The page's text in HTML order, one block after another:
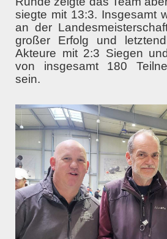
siegte mit 13:3. Insgesamt
an der
großer Erfolg und
Akteure mit 2:3 Siegen
von insgesamt 180
sein.